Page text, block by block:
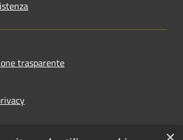
trasparente